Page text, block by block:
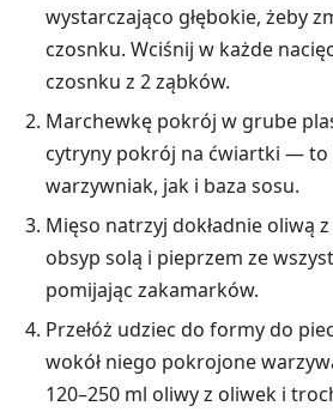
wystarczająco głębokie, żeby
czosnku. Wciśnij w każde
czosnku z 2 ząbków.
Marchewkę pokrój w grube
cytryny pokrój na ćwiartki — to
warzywniak, jak i baza sosu.
Mięso natrzyj dokładnie oliwą
obsyp solą i pieprzem ze
pomijając zakamarków.
Przełóż udziec do formy do
wokół niego pokrojone
120–250 ml oliwy z oliwek i